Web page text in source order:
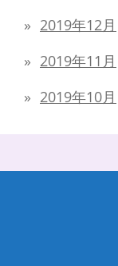
2019年12月
2019年11月
2019年10月